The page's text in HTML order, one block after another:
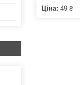
Ціна: 49 ₴